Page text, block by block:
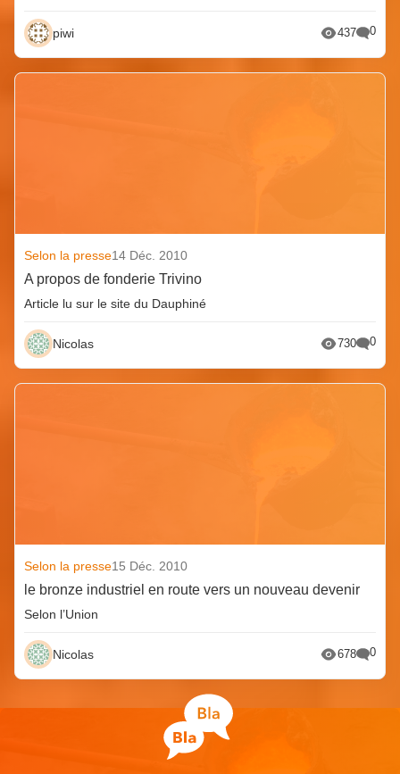
piwi 437 0
Selon la presse14 Déc. 2010
A propos de fonderie Trivino
Article lu sur le site du Dauphiné
Nicolas 730 0
Selon la presse15 Déc. 2010
le bronze industriel en route vers un nouveau devenir
Selon l’Union
Nicolas 678 0